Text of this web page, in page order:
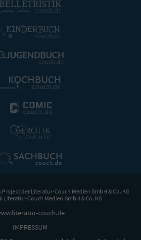
Projekt der Literatur-Couch Medien GmbH & Co. KG
Literatur-Couch Medien GmbH & Co. KG
couch.de
IMPRESSUM